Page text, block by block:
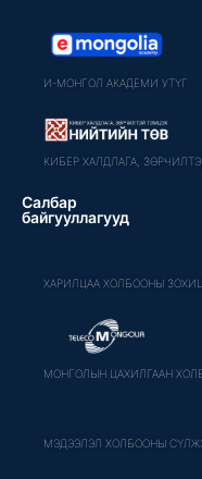
И-МОНГОЛ АКАДЕМИ УТҮГ
КИБЕР ХАЛДЛАГА,
Салбар
байгууллагууд
ХАРИЛЦАА ХОЛБООНЫ
МОНГОЛЫН ЦАХИЛГААН
МЭДЭЭЛЭЛ ХОЛБООНЫ